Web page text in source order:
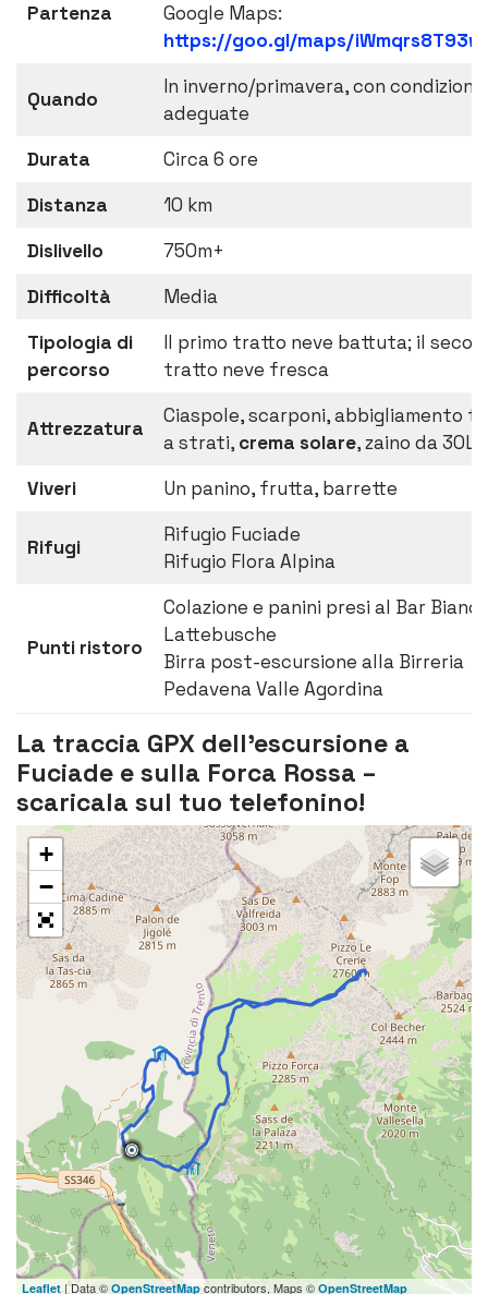
Partenza
Google Maps:
https://goo.gl/maps/
Quando
In inverno/primavera, con condizioni
adeguate
Durata
Circa 6 ore
Distanza
10 km
Dislivello
750m+
Difficoltà
Media
Tipologia di
percorso
Il primo tratto neve battuta; il
tratto neve fresca
Attrezzatura
Ciaspole, scarponi, abbigliamento
a strati, crema solare, zaino da 30L
Viveri
Un panino, frutta, barrette
Rifugi
Rifugio Fuciade
Rifugio Flora Alpina
Punti ristoro
Colazione e panini presi al Bar
Lattebusche
Birra post-escursione alla Birreria
Pedavena Valle Agordina
La traccia GPX dell’escursione a
Fuciade e sulla Forca Rossa –
scaricala sul tuo telefonino!
+
−
Leaflet| Data © OpenStreetMapcontributors, Maps © OpenStreetMap